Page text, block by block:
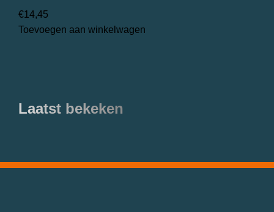
€14,45
Toevoegen aan winkelwagen
Laatst bekeken